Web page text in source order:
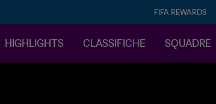
FIFA REWARDS
HIGHLIGHTS CLASSIFICHE SQUADRE